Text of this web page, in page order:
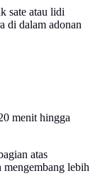
sate atau lidi
di dalam adonan
menit hingga
atas
mengembang lebih